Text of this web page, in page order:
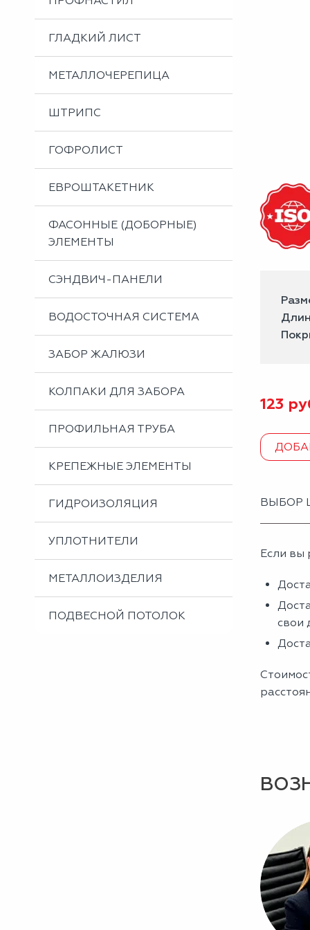
Металлоизделия
Проектирование вентилируемых фасадов
Вальцовка листового металла
ГЛАДКИЙ ЛИСТ
МЕТАЛЛОЧЕРЕПИЦА
ШТРИПС
ГОФРОЛИСТ
ЕВРОШТАКЕТНИК
ФАСОННЫЕ (ДОБОРНЫЕ)
ЭЛЕМЕНТЫ
СЭНДВИЧ-ПАНЕЛИ
ВОДОСТОЧНАЯ СИСТЕМА
ЗАБОР ЖАЛЮЗИ
КОЛПАКИ ДЛЯ ЗАБОРА
ПРОФИЛЬНАЯ ТРУБА
КРЕПЕЖНЫЕ ЭЛЕМЕНТЫ
ГИДРОИЗОЛЯЦИЯ
УПЛОТНИТЕЛИ
МЕТАЛЛОИЗДЕЛИЯ
ПОДВЕСНОЙ ПОТОЛОК
123
ВЫБОР
Если вы
свои